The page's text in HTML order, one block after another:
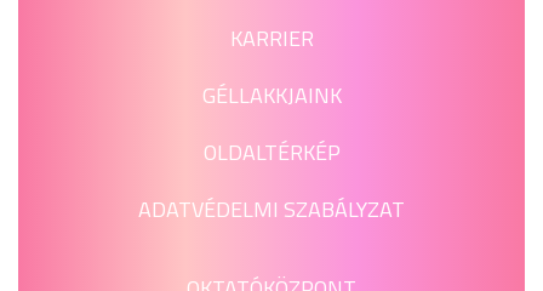
KARRIER
GÉLLAKKJAINK
OLDALTÉRKÉP
ADATVÉDELMI SZABÁLYZAT